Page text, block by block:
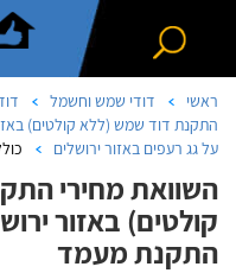
ראשי דודי שמש וחשמל
התקנת דוד שמש (ללא קולטים)
על גג רעפים באזור ירושלים
השוואת מחירי
קולטים) באזור
התקנת מעמד